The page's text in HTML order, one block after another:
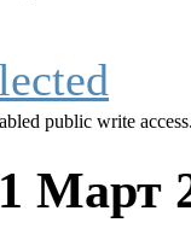
public write
Март